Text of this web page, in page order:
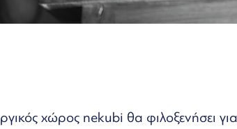
χώρος nekubi θα φιλοξενήσει